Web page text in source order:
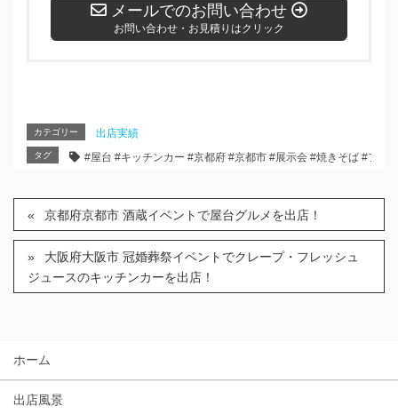
メールでのお問い合わせ
お問い合わせ・お見積りはクリック
カテゴリー 出店実績
タグ #屋台 #キッチンカー #京都府 #京都市 #展示会 #焼きそば #フ
京都府京都市 酒蔵イベントで屋台グルメを出店！
大阪府大阪市 冠婚葬祭イベントでクレープ・フレッシュ
ジュースのキッチンカーを出店！
ホーム
出店風景